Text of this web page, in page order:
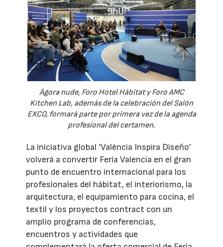
Ágora nude, Foro Hotel Hábitat y Foro AMC
Kitchen Lab, además de la celebración del Salón
EXCO, formará parte por primera vez de la agenda
profesional del certamen.
La iniciativa global ‘València Inspira Diseño’
volverá a convertir Feria Valencia en el gran
punto de encuentro internacional para los
profesionales del hábitat, el interiorismo, la
arquitectura, el equipamiento para cocina, el
textil y los proyectos contract con un
amplio programa de conferencias,
encuentros y actividades que